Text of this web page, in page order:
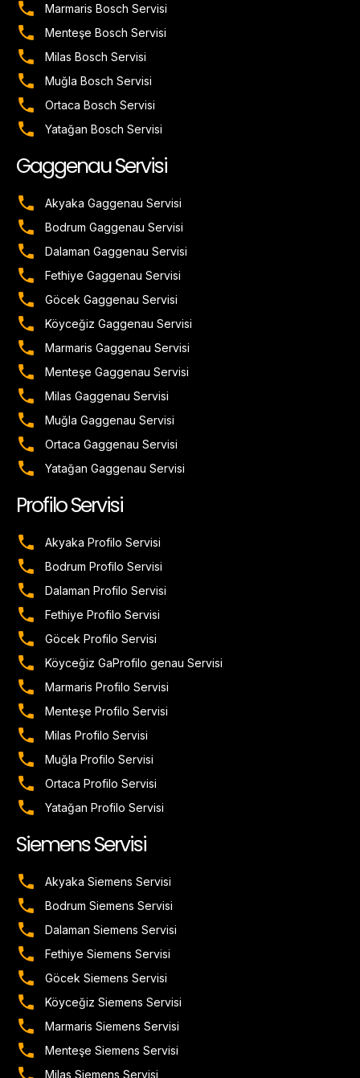
Marmaris Bosch Servisi
Menteşe Bosch Servisi
Milas Bosch Servisi
Muğla Bosch Servisi
Ortaca Bosch Servisi
Yatağan Bosch Servisi
Gaggenau Servisi
Akyaka Gaggenau Servisi
Bodrum Gaggenau Servisi
Dalaman Gaggenau Servisi
Fethiye Gaggenau Servisi
Göcek Gaggenau Servisi
Köyceğiz Gaggenau Servisi
Marmaris Gaggenau Servisi
Menteşe Gaggenau Servisi
Milas Gaggenau Servisi
Muğla Gaggenau Servisi
Ortaca Gaggenau Servisi
Yatağan Gaggenau Servisi
Profilo Servisi
Akyaka Profilo Servisi
Bodrum Profilo Servisi
Dalaman Profilo Servisi
Fethiye Profilo Servisi
Göcek Profilo Servisi
Köyceğiz GaProfilo genau Servisi
Marmaris Profilo Servisi
Menteşe Profilo Servisi
Milas Profilo Servisi
Muğla Profilo Servisi
Ortaca Profilo Servisi
Yatağan Profilo Servisi
Siemens Servisi
Akyaka Siemens Servisi
Bodrum Siemens Servisi
Dalaman Siemens Servisi
Fethiye Siemens Servisi
Göcek Siemens Servisi
Köyceğiz Siemens Servisi
Marmaris Siemens Servisi
Menteşe Siemens Servisi
Milas Siemens Servisi